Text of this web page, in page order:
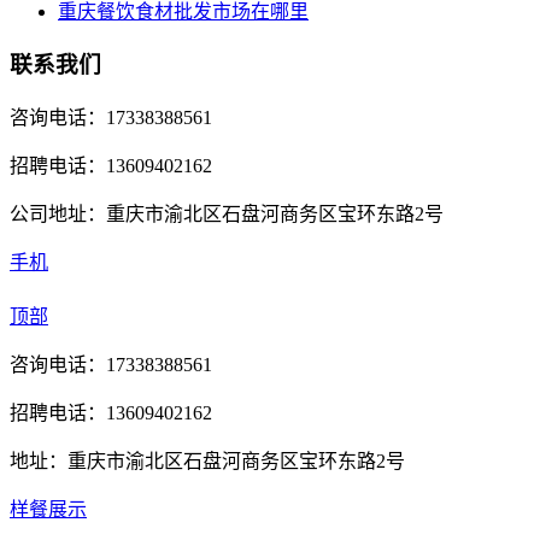
重庆餐饮食材批发市场在哪里
联系我们
咨询电话：17338388561
招聘电话：13609402162
公司地址：重庆市渝北区石盘河商务区宝环东路2号
手机
顶部
咨询电话：17338388561
招聘电话：13609402162
地址：重庆市渝北区石盘河商务区宝环东路2号
样餐展示